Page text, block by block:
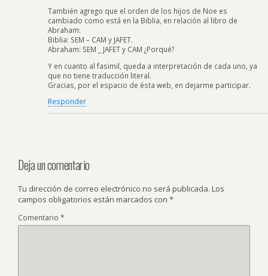
También agrego que el orden de los hijos de Noe es
cambiado como está en la Biblia, en relación al libro de
Abraham:
Biblia: SEM – CAM y JAFET.
Abraham: SEM _ JAFET y CAM ¿Porqué?
Y en cuanto al fasimil, queda a interpretación de cada uno, ya
que no tiene traducción literal.
Gracias, por el espacio de ésta web, en dejarme participar.
Responder
Deja un comentario
Tu dirección de correo electrónico no será publicada. Los
campos obligatorios están marcados con *
Comentario *